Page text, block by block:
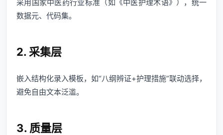
采用国家中医药行业标准（如《中医护理术语》），统一
数据元、代码集。
2. 采集层
嵌入结构化录入模板，如“八纲辨证+护理措施”联动选择，
避免自由文本泛滥。
3. 质量层